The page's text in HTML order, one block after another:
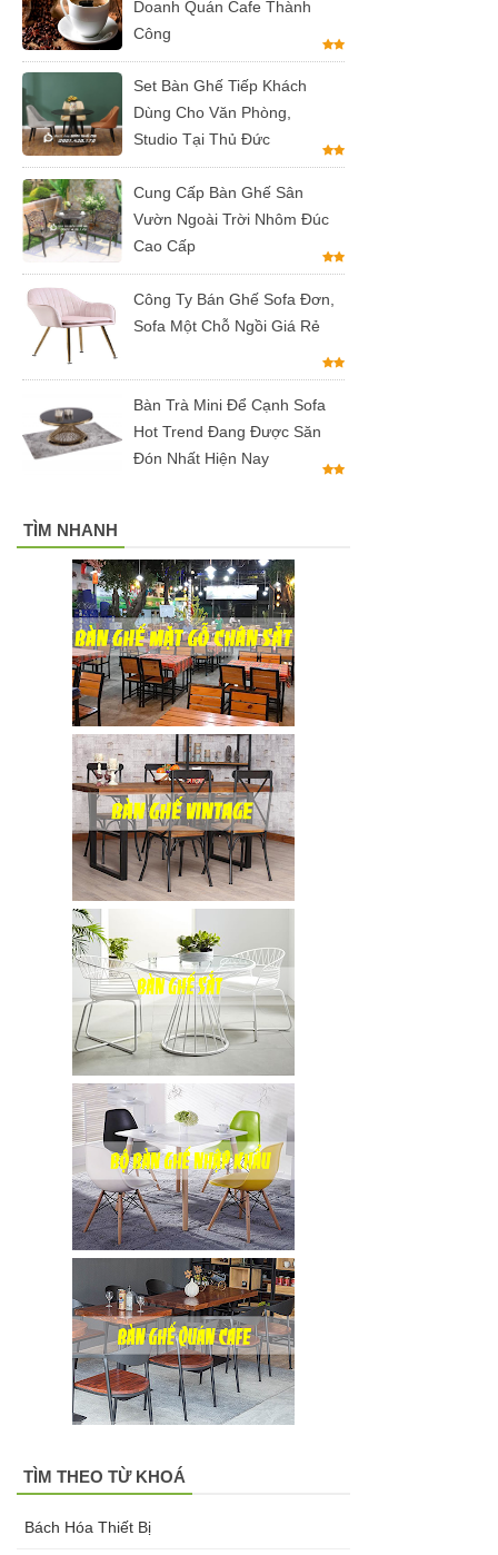
khách mặt
đá trắng,
chân trụ
thép sơn
tĩnh điện
màu đen,
trắng
Doanh Quán Cafe Thành
Công
Set Bàn Ghế Tiếp Khách
Dùng Cho Văn Phòng,
Studio Tại Thủ Đức
Cung Cấp Bàn Ghế Sân
Vườn Ngoài Trời Nhôm Đúc
Cao Cấp
Công Ty Bán Ghế Sofa Đơn,
Sofa Một Chỗ Ngồi Giá Rẻ
Bàn Trà Mini Để Cạnh Sofa
Hot Trend Đang Được Săn
Đón Nhất Hiện Nay
TÌM NHANH
TÌM THEO TỪ KHOÁ
Bách Hóa Thiết Bị